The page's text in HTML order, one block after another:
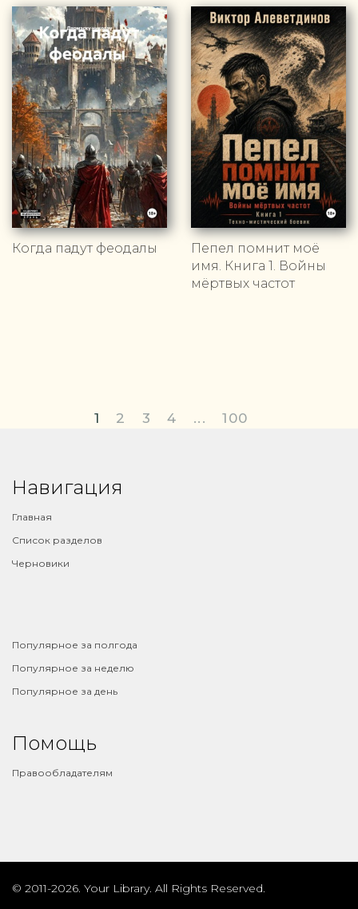
Когда падут феодалы
Пепел помнит моё
имя. Книга 1. Войны
мёртвых частот
1 2 3 4 ... 100
Навигация
Главная
Список разделов
Черновики
Популярное за полгода
Популярное за неделю
Популярное за день
Помощь
Правообладателям
© 2011-2026. Your Library. All Rights Reserved.